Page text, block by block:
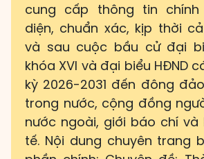
cung cấp thông tin
diện, chuẩn xác, kịp thời
và sau cuộc bầu cử đại
khóa XVI và đại biểu HĐND
kỳ 2026-2031 đến đông
trong nước, cộng đồng
nước ngoài, giới báo chí
tế. Nội dung chuyên trang